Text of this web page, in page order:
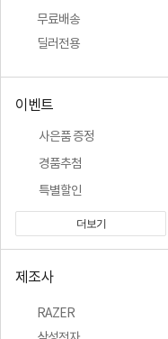
무료배송
딜러전용
이벤트
사은품 증정
경품추첨
특별할인
더보기
제조사
RAZER